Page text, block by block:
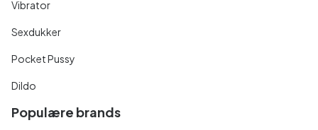
Vibrator
Sexdukker
Pocket Pussy
Dildo
Populære brands